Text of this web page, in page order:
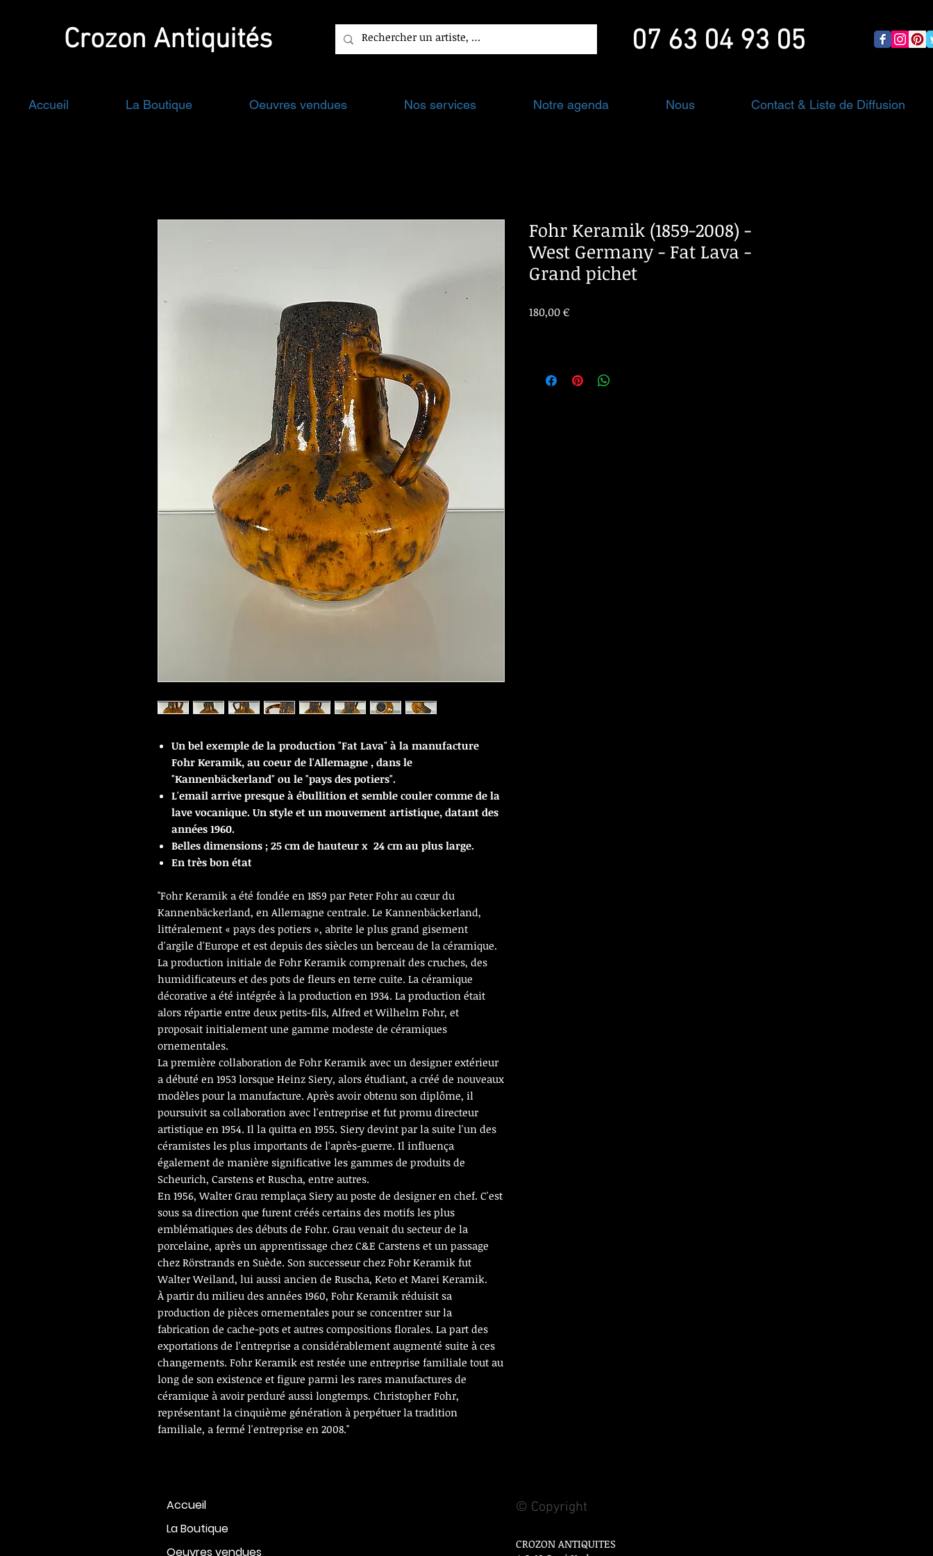
Crozon Antiquités 07 63 04 93 05
Accueil La Boutique Oeuvres vendues Nos services Notre agenda Nous Contact & Liste de Diffusion
Un bel exemple de la production "Fat Lava" à la manufacture
Fohr Keramik, au coeur de l'Allemagne , dans le
"Kannenbäckerland" ou le "pays des potiers".
L'email arrive presque à ébullition et semble couler comme de la
lave vocanique. Un style et un mouvement artistique, datant des
années 1960.
Belles dimensions ; 25 cm de hauteur x 24 cm au plus large.
En très bon état
"Fohr Keramik a été fondée en 1859 par Peter Fohr au cœur du
Kannenbäckerland, en Allemagne centrale. Le Kannenbäckerland,
littéralement « pays des potiers », abrite le plus grand gisement
d'argile d'Europe et est depuis des siècles un berceau de la céramique.
La production initiale de Fohr Keramik comprenait des cruches, des
humidificateurs et des pots de fleurs en terre cuite. La céramique
décorative a été intégrée à la production en 1934. La production était
alors répartie entre deux petits-fils, Alfred et Wilhelm Fohr, et
proposait initialement une gamme modeste de céramiques
ornementales.
La première collaboration de Fohr Keramik avec un designer extérieur
a débuté en 1953 lorsque Heinz Siery, alors étudiant, a créé de nouveaux
modèles pour la manufacture. Après avoir obtenu son diplôme, il
poursuivit sa collaboration avec l'entreprise et fut promu directeur
artistique en 1954. Il la quitta en 1955. Siery devint par la suite l'un des
céramistes les plus importants de l'après-guerre. Il influença
également de manière significative les gammes de produits de
Scheurich, Carstens et Ruscha, entre autres.
En 1956, Walter Grau remplaça Siery au poste de designer en chef. C'est
sous sa direction que furent créés certains des motifs les plus
emblématiques des débuts de Fohr. Grau venait du secteur de la
porcelaine, après un apprentissage chez C&E Carstens et un passage
chez Rörstrands en Suède. Son successeur chez Fohr Keramik fut
Walter Weiland, lui aussi ancien de Ruscha, Keto et Marei Keramik.
À partir du milieu des années 1960, Fohr Keramik réduisit sa
production de pièces ornementales pour se concentrer sur la
fabrication de cache-pots et autres compositions florales. La part des
exportations de l'entreprise a considérablement augmenté suite à ces
changements. Fohr Keramik est restée une entreprise familiale tout au
long de son existence et figure parmi les rares manufactures de
céramique à avoir perduré aussi longtemps. Christopher Fohr,
représentant la cinquième génération à perpétuer la tradition
familiale, a fermé l'entreprise en 2008."
Fohr Keramik (1859-2008) -
West Germany - Fat Lava -
Grand pichet
180,00 €Prix
Accueil
La Boutique
Oeuvres vendues
© Copyright
CROZON ANTIQUITES